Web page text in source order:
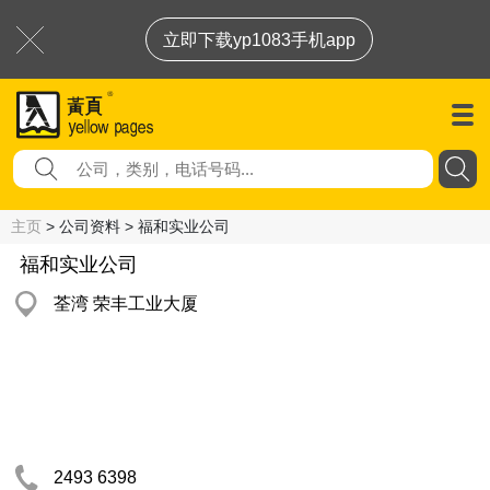
立即下载yp1083手机app
主页 > 公司资料 > 福和实业公司
福和实业公司
荃湾 荣丰工业大厦
2493 6398